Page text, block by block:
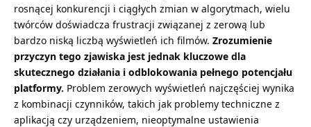
rosnącej konkurencji i ciągłych zmian w algorytmach, wielu
twórców doświadcza frustracji związanej z zerową lub
bardzo niską liczbą wyświetleń ich filmów. Zrozumienie
przyczyn tego zjawiska jest jednak kluczowe dla
skutecznego działania i odblokowania pełnego potencjału
platformy. Problem zerowych wyświetleń najczęściej wynika
z kombinacji czynników, takich jak problemy techniczne z
aplikacją czy urządzeniem, nieoptymalne ustawienia